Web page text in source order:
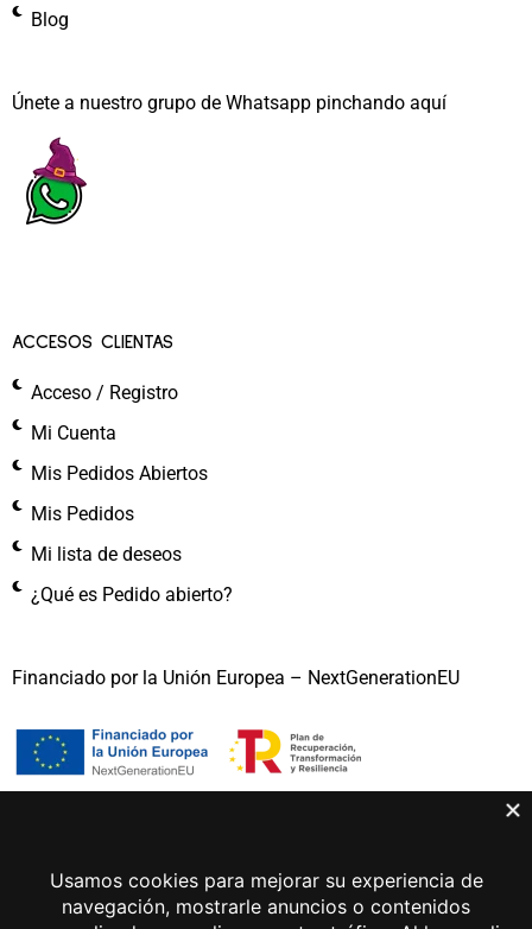
Blog
Únete a nuestro grupo de Whatsapp pinchando aquí​
ACCESOS CLIENTAS
Acceso / Registro
Mi Cuenta
Mis Pedidos Abiertos
Mis Pedidos
Mi lista de deseos
¿Qué es Pedido abierto?
Financiado por la Unión Europea – NextGenerationEU
Aviso legal